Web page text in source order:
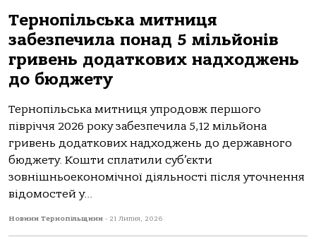
Тернопільська митниця
забезпечила понад 5 мільйонів
гривень додаткових надходжень
до бюджету
Тернопільська митниця упродовж першого
півріччя 2026 року забезпечила 5,12 мільйона
гривень додаткових надходжень до державного
бюджету. Кошти сплатили суб’єкти
зовнішньоекономічної діяльності після уточнення
відомостей у...
Новини Тернопільщини - 21 Липня, 2026